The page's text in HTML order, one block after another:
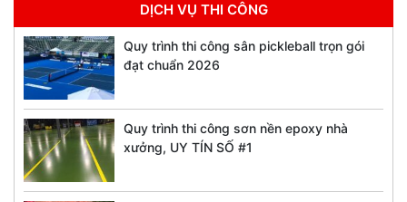
DỊCH VỤ THI CÔNG
Quy trình thi công sân pickleball trọn gói
đạt chuẩn 2026
Quy trình thi công sơn nền epoxy nhà
xưởng, UY TÍN SỐ #1